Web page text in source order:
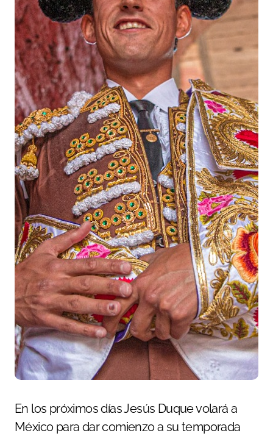
En los próximos días Jesús Duque volará a
México para dar comienzo a su temporada